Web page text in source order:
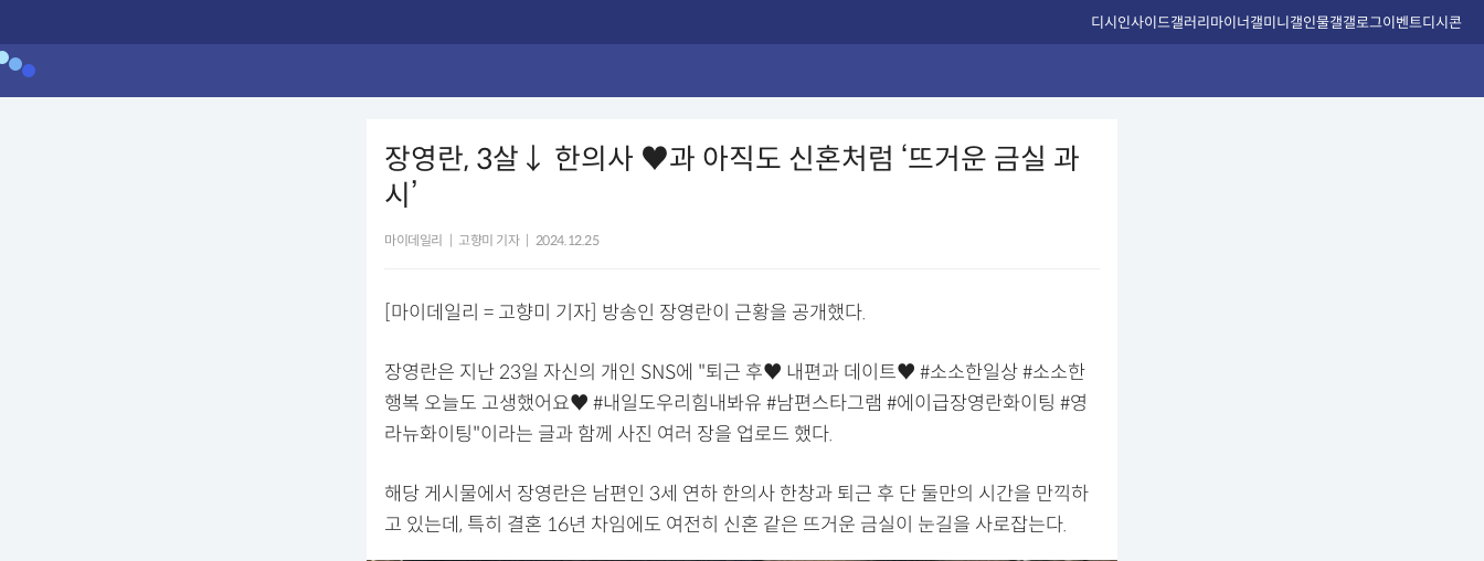
디시인사이드갤러리마이너갤미니갤인물갤갤로그이벤트디시콘
장영란, 3살↓ 한의사 ♥과 아직도 신혼처럼 ‘뜨거운 금실 과
시’
마이데일리 고향미 기자 2024.12.25
[마이데일리 = 고향미 기자] 방송인 장영란이 근황을 공개했다.
장영란은 지난 23일 자신의 개인 SNS에 "퇴근 후♥ 내편과 데이트♥ #소소한일상 #소소한
행복 오늘도 고생했어요♥ #내일도우리힘내봐유 #남편스타그램 #에이급장영란화이팅 #영
라뉴화이팅"이라는 글과 함께 사진 여러 장을 업로드 했다.
해당 게시물에서 장영란은 남편인 3세 연하 한의사 한창과 퇴근 후 단 둘만의 시간을 만끽하
고 있는데, 특히 결혼 16년 차임에도 여전히 신혼 같은 뜨거운 금실이 눈길을 사로잡는다.